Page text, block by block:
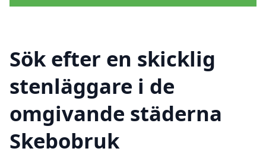
Sök efter en skicklig
stenläggare i de
omgivande städerna
Skebobruk